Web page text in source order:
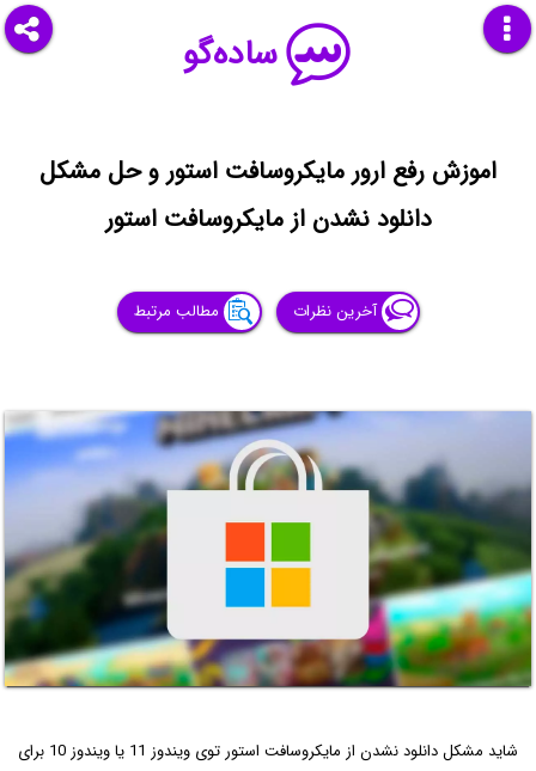
ساده‌گو
اموزش رفع ارور مایکروسافت استور و حل مشکل
دانلود نشدن از مایکروسافت استور
آخرین نظرات مطالب مرتبط
شاید مشکل دانلود نشدن از مایکروسافت استور توی ویندوز 11 یا ویندوز 10 برای